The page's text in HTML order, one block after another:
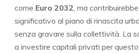
come Euro 2032 , ma
significativo al piano di rinascita
senza gravare sulla collettività. La
a investire capitali privati per